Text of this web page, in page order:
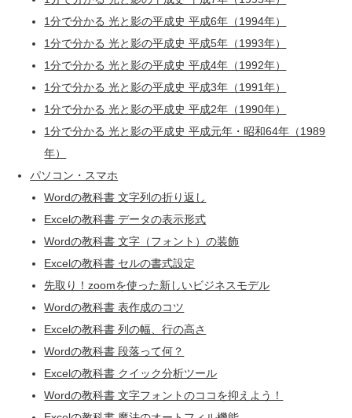
1分で分かる 光と影の平成史 平成6年（1994年）
1分で分かる 光と影の平成史 平成5年（1993年）
1分で分かる 光と影の平成史 平成4年（1992年）
1分で分かる 光と影の平成史 平成3年（1991年）
1分で分かる 光と影の平成史 平成2年（1990年）
1分で分かる 光と影の平成史 平成元年・昭和64年（1989
年）
パソコン・スマホ
Wordの教科書 文字列の折り返し
Excelの教科書 データの表示形式
Wordの教科書 文字（フォント）の装飾
Excelの教科書 セルの書式設定
先取り！zoomを使った新しいビジネスモデル
Wordの教科書 表作成のコツ
Excelの教科書 列の幅、行の高さ
Wordの教科書 段落って何？
Excelの教科書 クイック分析ツール
Wordの教科書 文字フォントのココを抑えよう！